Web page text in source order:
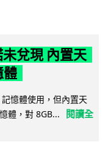
兌現 內置天
體
憶體使用，但內置天
體，對 8GB...
閱讀全